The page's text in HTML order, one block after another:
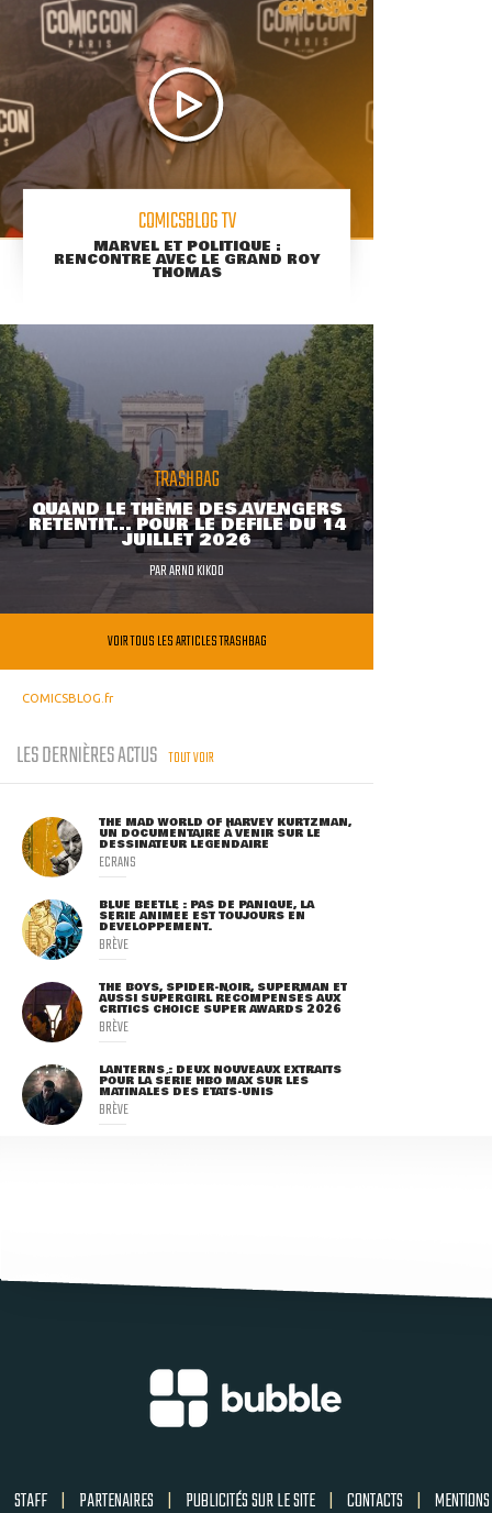
COMICSBLOG TV
MARVEL ET POLITIQUE :
RENCONTRE AVEC LE GRAND ROY
THOMAS
TRASHBAG
QUAND LE THÈME DES AVENGERS
RETENTIT... POUR LE DÉFILÉ DU 14
JUILLET 2026
PARARNO KIKOO
VOIR TOUS LES ARTICLES TRASHBAG
COMICSBLOG.fr
LES DERNIÈRES ACTUS TOUT VOIR
THE MAD WORLD OF HARVEY KURTZMAN,
UN DOCUMENTAIRE À VENIR SUR LE
DESSINATEUR LÉGENDAIRE
ECRANS
BLUE BEETLE : PAS DE PANIQUE, LA
SÉRIE ANIMÉE EST TOUJOURS EN
DÉVELOPPEMENT.
BRÈVE
THE BOYS, SPIDER-NOIR, SUPERMAN ET
AUSSI SUPERGIRL RÉCOMPENSÉS AUX
CRITICS CHOICE SUPER AWARDS 2026
BRÈVE
LANTERNS : DEUX NOUVEAUX EXTRAITS
POUR LA SÉRIE HBO MAX SUR LES
MATINALES DES ETATS-UNIS
BRÈVE
STAFF | PARTENAIRES | PUBLICITÉS SUR LE SITE | CONTACTS | MENTIONS